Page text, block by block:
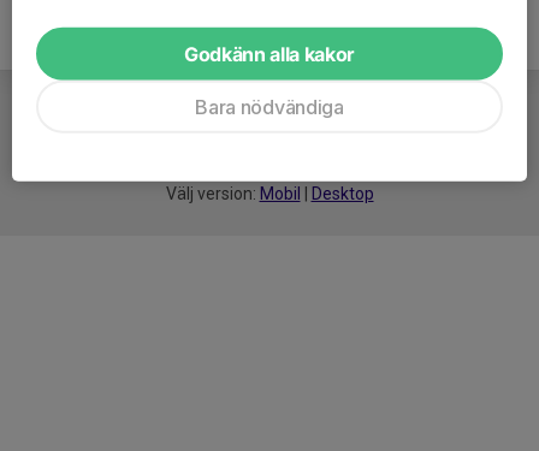
Välj version: Mobil Desktop
Godkänn alla kakor
Bara nödvändiga